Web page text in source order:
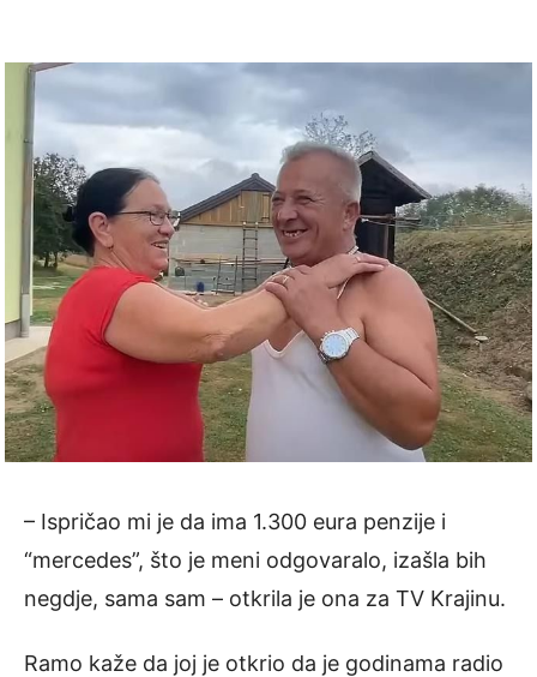
– Ispričao mi je da ima 1.300 eura penzije i
“mercedes”, što je meni odgovaralo, izašla bih
negdje, sama sam – otkrila je ona za TV Krajinu.
Ramo kaže da joj je otkrio da je godinama radio